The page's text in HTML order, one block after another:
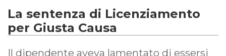
La sentenza di Licenziamento
per Giusta Causa
Il dipendente aveva lamentato di essersi